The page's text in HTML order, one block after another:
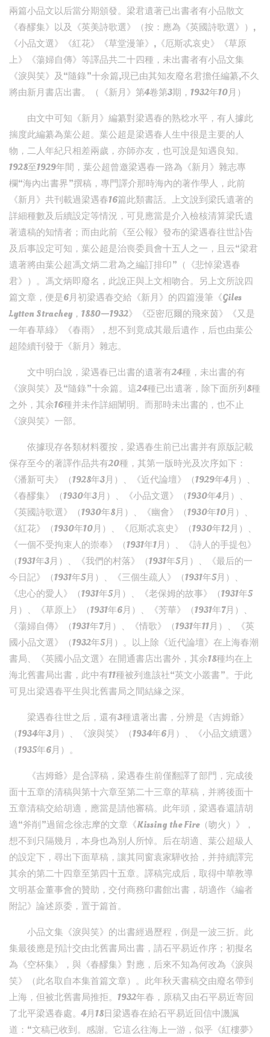
兩篇小品文以后當分期頒發。梁君遺著已出書者有小品散文
《春醪集》以及《英美詩歌選》（按：應為《英國詩歌選》）,
《小品文選》《紅花》《草堂漫筆》,《厄斯忒哀史》《草原
上》《蕩婦自傳》等譯品共二十四種，未出書者有小品文集
《淚與笑》及“隨錄”十余篇,現已由其知友廢名君擔任編纂,不久
將由新月書店出書。（《新月》第4卷第3期，1932年10月）
由文中可知《新月》編纂對梁遇春的熟稔水平，有人據此
揣度此編纂為葉公超。葉公超是梁遇春人生中很是主要的人
物，二人年紀只相差兩歲，亦師亦友，也可說是知遇良知。
1928至1929年間，葉公超曾邀梁遇春一路為《新月》雜志專
欄“海內出書界”撰稿，專門譯介那時海內的著作學人，此前
《新月》共刊載過梁遇春16篇此類書話。上文說到梁氏遺著的
詳細種數及后續設定等情況，可見應當是介入檢核清算梁氏遺
著遺稿的知情者；而由此前《至公報》發布的梁遇春往世訃告
及后事設定可知，葉公超是治喪委員會十五人之一，且云“梁君
遺著將由葉公超馮文炳二君為之編訂排印”（《悲悼梁遇春
君》）。馮文炳即廢名，此說正與上文相吻合。另上文所說四
篇文章，便是6月初梁遇春交給《新月》的四篇漫筆《Giles
Lytton Strachey，1880—1932》《亞密厄爾的飛來茵》《又是
一年春草綠》《春雨》，想不到竟成其最后遺作，后也由葉公
超陸續刊發于《新月》雜志。
文中明白說，梁遇春已出書的遺著有24種，未出書的有
《淚與笑》及“隨錄”十余篇。這24種已出遺著，除下面所列8種
之外，其余16種并未作詳細闡明。而那時未出書的，也不止
《淚與笑》一部。
依據現存各類材料覆按，梁遇春生前已出書并有原版記載
保存至今的著譯作品共有20種，其第一版時光及次序如下：
《潘新可夫》（1928年3月）、《近代論壇》（1929年4月）、
《春醪集》（1930年3月）、《小品文選》（1930年4月）、
《英國詩歌選》（1930年8月）、《幽會》（1930年10月）、
《紅花》（1930年10月）、《厄斯忒哀史》（1930年12月）、
《一個不受拘束人的崇奉》（1931年1月）、《詩人的手提包》
（1931年3月）、《我們的村落》（1931年5月）、《最后的一
今日記》（1931年5月）、《三個生疏人》（1931年5月）、
《忠心的愛人》（1931年5月）、《老保姆的故事》（1931年5
月）、《草原上》（1931年6月）、《芳華》（1931年7月）、
《蕩婦自傳》（1931年7月）、《情歌》（1931年11月）、《英
國小品文選》（1932年5月）。以上除《近代論壇》在上海春潮
書局、《英國小品文選》在開通書店出書外，其余18種均在上
海北舊書局出書，此中有11種被列進該社“英文小叢書”。于此
可見出梁遇春平生與北舊書局之間結緣之深。
梁遇春往世之后，還有3種遺著出書，分辨是《吉姆爺》
（1934年3月）、《淚與笑》（1934年6月）、《小品文續選》
（1935年6月）。
《吉姆爺》是合譯稿，梁遇春生前僅翻譯了部門，完成後
面十五章的清稿與第十六章至第二十三章的草稿，并將後面十
五章清稿交給胡適，應當是請他審稿。此年頭，梁遇春還請胡
適“斧削”過留念徐志摩的文章《Kissing the Fire（吻火）》，
想不到只隔幾月，本身也為別人所悼。后在胡適、葉公超級人
的設定下，尋出下面草稿，讓其同窗袁家驊收拾，并持續譯完
其余的第二十四章至第四十五章。譯稿完成后，取得中華教導
文明基金董事會的贊助，交付商務印書館出書，胡適作《編者
附記》論述原委，置于篇首。
小品文集《淚與笑》的出書經過歷程，倒是一波三折。此
集最後應是預計交由北舊書局出書，請石平易近作序；初擬名
為《空杯集》，與《春醪集》對應，后來不知為何改為《淚與
笑》（此名取自本集首篇文章）。此年秋天書稿交由廢名帶到
上海，但被北舊書局推拒。1932年春，原稿又由石平易近寄回
了北平梁遇春處。4月18日梁遇春在給石平易近回信中譏諷
道：“文稿已收到。感謝。它這么往海上一游，似乎《紅樓夢》